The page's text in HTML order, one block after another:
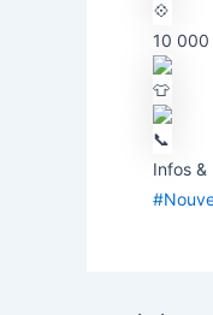
10 000
Infos